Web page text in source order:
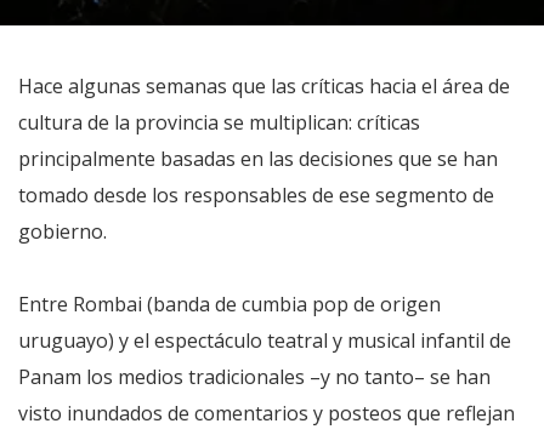
Hace algunas semanas que las críticas hacia el área de
cultura de la provincia se multiplican: críticas
principalmente basadas en las decisiones que se han
tomado desde los responsables de ese segmento de
gobierno.
Entre Rombai (banda de cumbia pop de origen
uruguayo) y el espectáculo teatral y musical infantil de
Panam los medios tradicionales –y no tanto– se han
visto inundados de comentarios y posteos que reflejan